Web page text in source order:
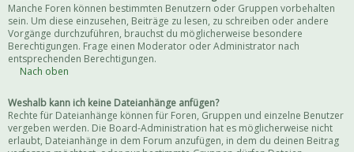
Manche Foren können bestimmten Benutzern oder Gruppen vorbehalten
sein. Um diese einzusehen, Beiträge zu lesen, zu schreiben oder andere
Vorgänge durchzuführen, brauchst du möglicherweise besondere
Berechtigungen. Frage einen Moderator oder Administrator nach
entsprechenden Berechtigungen.
Nach oben
Weshalb kann ich keine Dateianhänge anfügen?
Rechte für Dateianhänge können für Foren, Gruppen und einzelne Benutzer
vergeben werden. Die Board-Administration hat es möglicherweise nicht
erlaubt, Dateianhänge in dem Forum anzufügen, in dem du deinen Beitrag